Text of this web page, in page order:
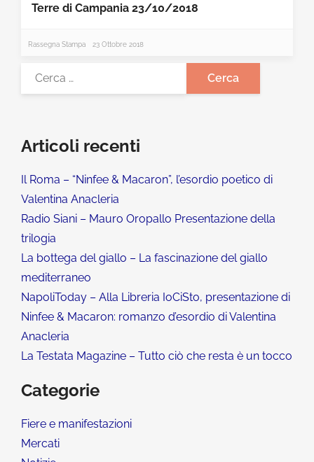
Terre di Campania 23/10/2018
Rassegna Stampa 23 Ottobre 2018
Articoli recenti
Il Roma – “Ninfee & Macaron”, l’esordio poetico di
Valentina Anacleria
Radio Siani – Mauro Oropallo Presentazione della
trilogia
La bottega del giallo – La fascinazione del giallo
mediterraneo
NapoliToday – Alla Libreria IoCiSto, presentazione di
Ninfee & Macaron: romanzo d’esordio di Valentina
Anacleria
La Testata Magazine – Tutto ciò che resta è un tocco
Categorie
Fiere e manifestazioni
Mercati